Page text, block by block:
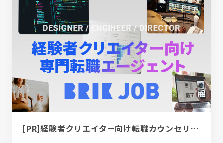
[PR]経験者クリエイター向け転職カウンセリング｜デザイナー / ディレクター / エンジニア